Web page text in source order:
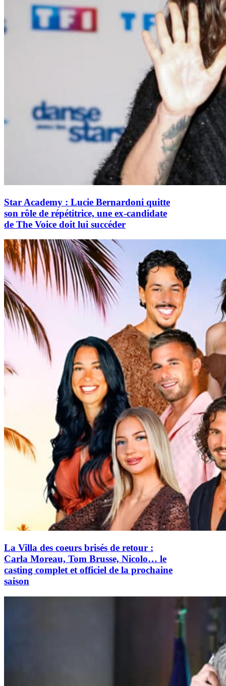
Star Academy : Lucie Bernardoni quitte
son rôle de répétitrice, une ex-candidate
de The Voice doit lui succéder
La Villa des coeurs brisés de retour :
Carla Moreau, Tom Brusse, Nicolo… le
casting complet et officiel de la prochaine
saison